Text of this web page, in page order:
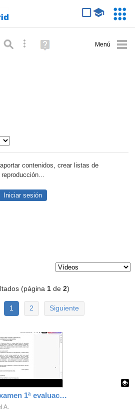
Búsqueda avanzada
Ayuda
(en
contenidos, crear listas de
reproducción...
Iniciar sesión
(página1 de2)
1 2 Siguiente
Comentario examen 1ª evaluación 25/25
A.